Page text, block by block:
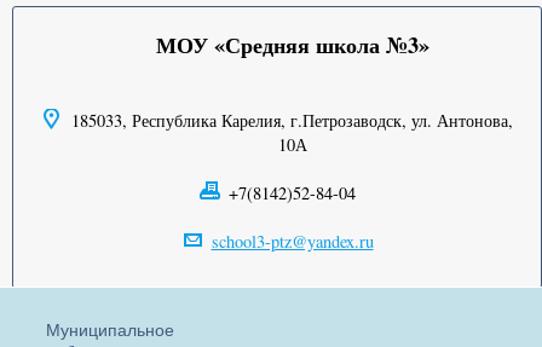
МОУ «Средняя школа №3»
185033, Республика Карелия, г.Петрозаводск, ул. Антонова,
10А
+7(8142)52-84-04
school3-ptz@yandex.ru
Муниципальное